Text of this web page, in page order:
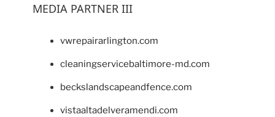
MEDIA PARTNER III
vwrepairarlington.com
cleaningservicebaltimore-md.com
beckslandscapeandfence.com
vistaaltadelveramendi.com